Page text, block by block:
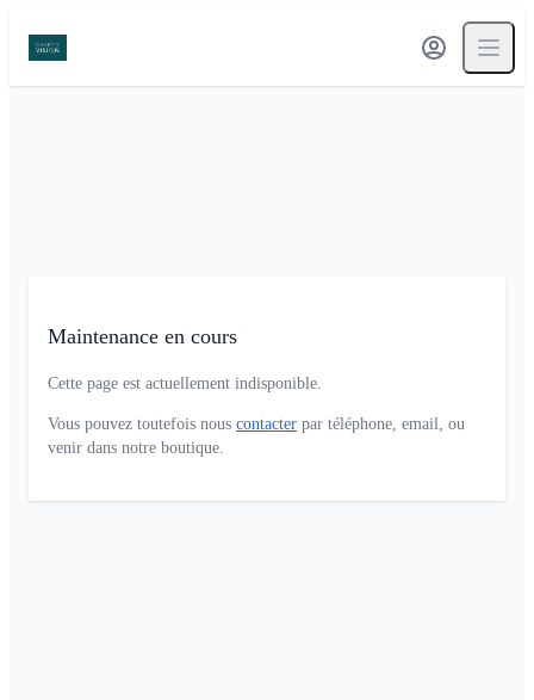
Maintenance en cours
Cette page est actuellement indisponible.
Vous pouvez toutefois nous contacter par téléphone, email, ou
venir dans notre boutique.